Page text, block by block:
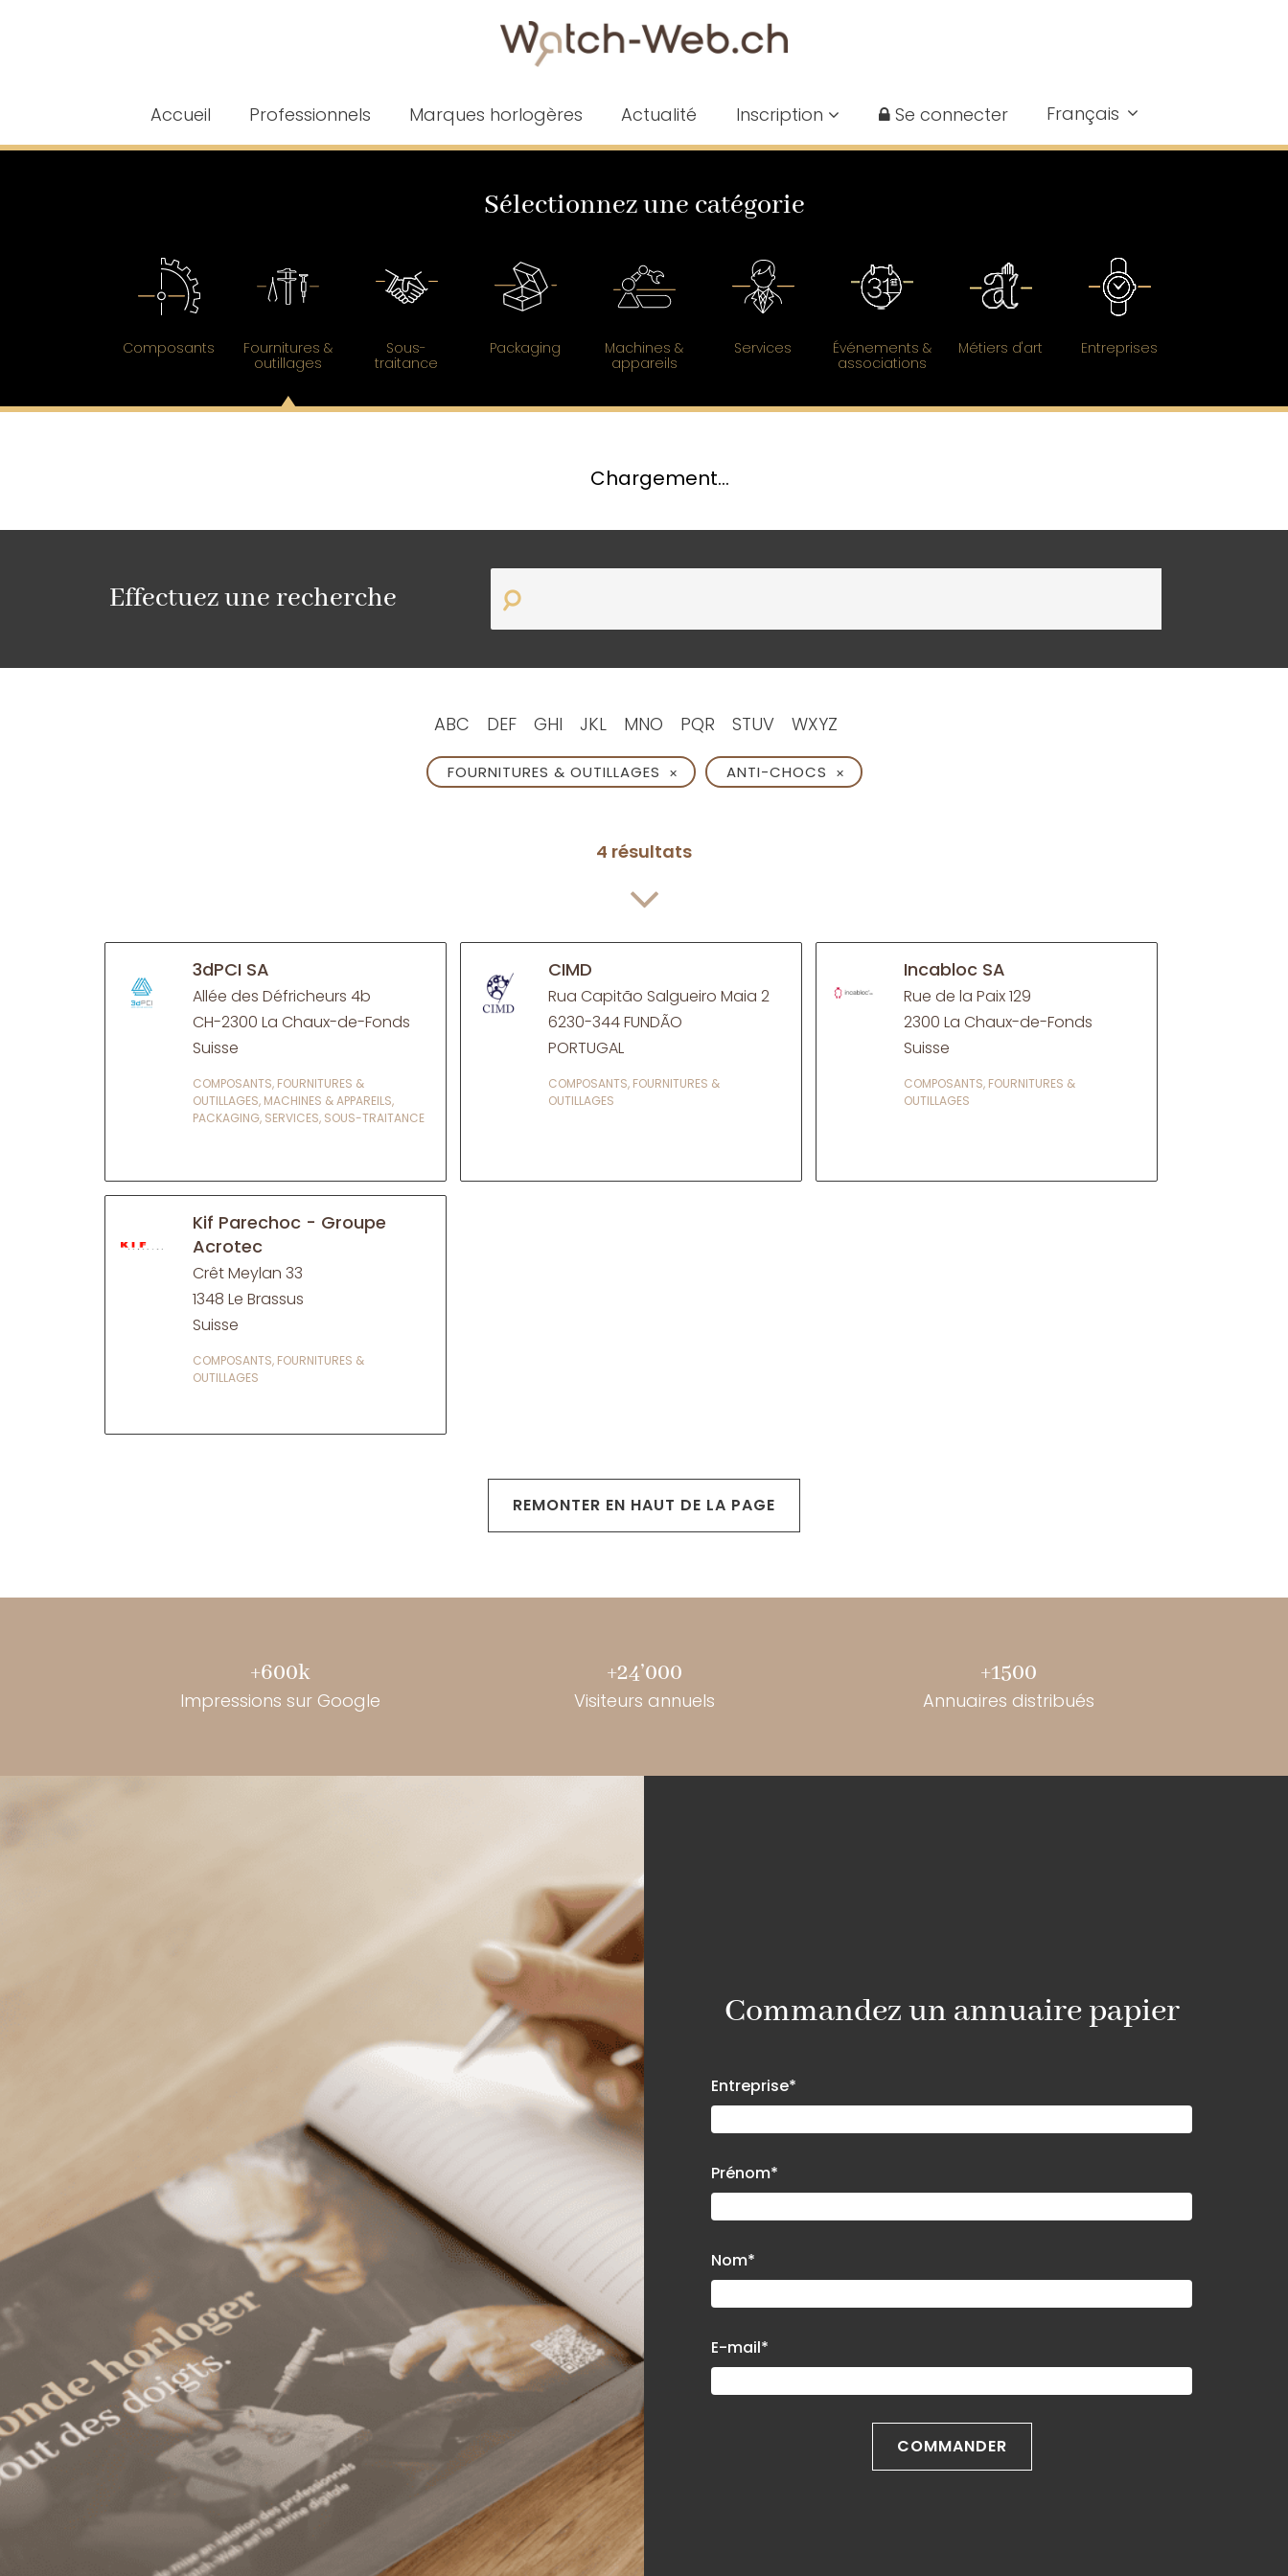
Accueil Professionnels Marques horlogères Actualité Inscription Se connecter Français
Sélectionnez une catégorie
Composants
Fournitures &
outillages
Sous-
traitance
Packaging
Machines &
appareils
Services
Événements &
associations
Métiers d'art Entreprises
Chargement...
Effectuez une recherche
ABC DEF GHI JKL MNO PQR STUV WXYZ
FOURNITURES & OUTILLAGES ✕ ANTI-CHOCS ✕
4 résultats
3dPCI SA
Allée des Défricheurs 4b
CH-2300 La Chaux-de-Fonds
Suisse
COMPOSANTS, FOURNITURES &
OUTILLAGES, MACHINES & APPAREILS,
PACKAGING, SERVICES, SOUS-TRAITANCE
CIMD
Rua Capitão Salgueiro Maia 2
6230-344 FUNDÃO
PORTUGAL
COMPOSANTS, FOURNITURES &
OUTILLAGES
Incabloc SA
Rue de la Paix 129
2300 La Chaux-de-Fonds
Suisse
COMPOSANTS, FOURNITURES &
OUTILLAGES
Kif Parechoc - Groupe
Acrotec
Crêt Meylan 33
1348 Le Brassus
Suisse
COMPOSANTS, FOURNITURES &
OUTILLAGES
REMONTER EN HAUT DE LA PAGE
+600k
Impressions sur Google
+24’000
Visiteurs annuels
+1500
Annuaires distribués
Commandez un annuaire papier
Entreprise*
Prénom*
Nom*
E-mail*
COMMANDER